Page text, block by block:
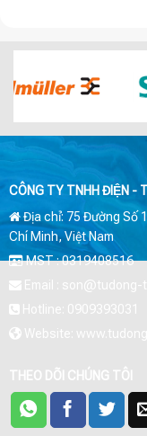
CÔNG TY TNHH ĐIỆN -
Địa chỉ: 75 Đường Số
Chí Minh, Việt Nam
MST : 0319408516
Email : son@tudong-
Hotline: 0909393031
Website:
THEO DÕI CHÚNG TÔI